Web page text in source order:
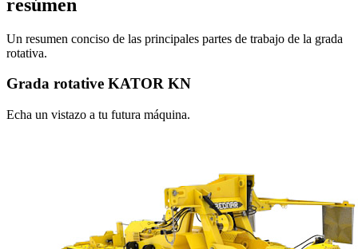
resúmen
Un resumen conciso de las principales partes de trabajo de la grada
rotativa.
Grada rotative KATOR KN
Echa un vistazo a tu futura máquina.